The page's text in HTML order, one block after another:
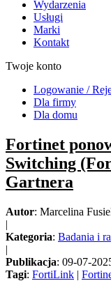
Wydarzenia
Usługi
Marki
Kontakt
Twoje konto
Logowanie /
Dla firmy
Dla domu
Fortinet
Switching
Gartnera
Autor: Marcelina
|
Kategoria: Badania i
|
Publikacja: 09-07-
Tagi: FortiLink |